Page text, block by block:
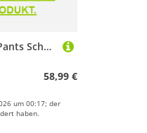
Vaude Snow Cup Iii Pants Schwarz 98 cm Kinder
58,99 €
um 00:17; der
haben.